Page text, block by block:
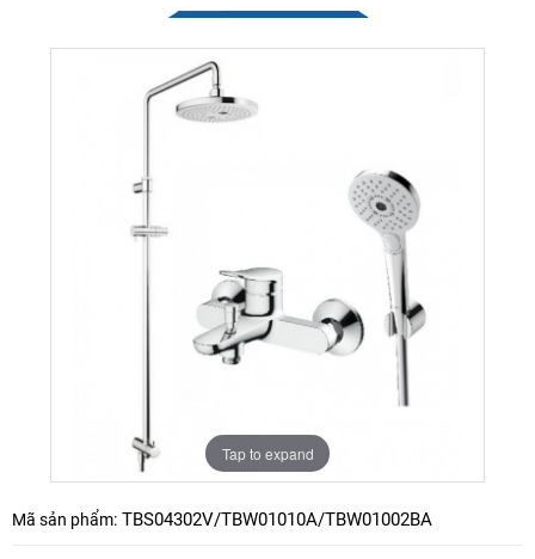
Tap to expand
Mã sản phẩm: TBS04302V/TBW01010A/TBW01002BA